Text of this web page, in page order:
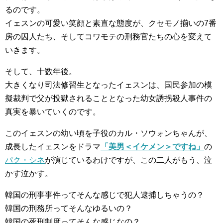
るのです。
イェスンの可愛い笑顔と素直な態度が、クセモノ揃いの7番
房の囚人たち、そしてコワモテの刑務官たちの心を変えて
いきます。
そして、十数年後。
大きくなり司法修習生となったイェスンは、国民参加の模
擬裁判で父が投獄されることとなった幼女誘拐殺人事件の
真実を暴いていくのです。
このイェスンの幼い頃を子役のカル・ソウォンちゃんが、
成長したイェスンをドラマ 「美男＜イケメン＞ですね」 の
パク・シネが演じているわけですが、この二人がもう、泣
かす泣かす。
韓国の刑事事件ってそんな感じで犯人逮捕しちゃうの？
韓国の刑務所ってそんなゆるいの？